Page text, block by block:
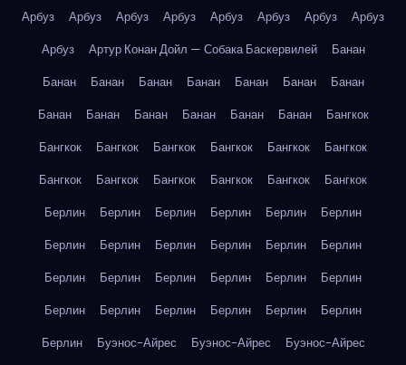
Арбуз
Арбуз Арбуз Арбуз Арбуз Арбуз Арбуз
Арбуз
Арбуз
Артур Конан Дойл — Собака Баскервилей
Банан
Банан
Банан Банан Банан Банан Банан
Банан
Банан
Банан Банан Банан Банан Банан
Бангкок
Бангкок
Бангкок Бангкок Бангкок Бангкок
Бангкок
Бангкок
Бангкок Бангкок Бангкок Бангкок
Бангкок
Берлин
Берлин Берлин Берлин Берлин
Берлин
Берлин
Берлин Берлин Берлин Берлин
Берлин
Берлин
Берлин Берлин Берлин Берлин
Берлин
Берлин
Берлин Берлин Берлин Берлин
Берлин
Берлин
Буэнос-Айрес Буэнос-Айрес
Буэнос-Айрес